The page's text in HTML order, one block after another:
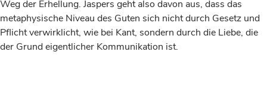
Weg der Erhellung. Jaspers geht also davon aus, dass das
metaphysische Niveau des Guten sich nicht durch Gesetz und
Pflicht verwirklicht, wie bei Kant, sondern durch die Liebe, die
der Grund eigentlicher Kommunikation ist.